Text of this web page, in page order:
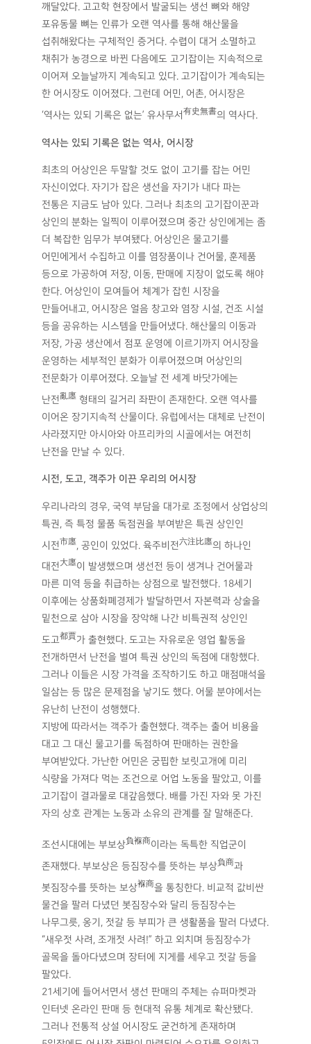
깨달았다. 고고학 현장에서 발굴되는 생선 뼈와 해양
포유동물 뼈는 인류가 오랜 역사를 통해 해산물을
섭취해왔다는 구체적인 증거다. 수렵이 대거 소멸하고
채취가 농경으로 바뀐 다음에도 고기잡이는 지속적으로
이어져 오늘날까지 계속되고 있다. 고기잡이가 계속되는
한 어시장도 이어졌다. 그런데 어민, 어촌, 어시장은
‘역사는 있되 기록은 없는’ 유사무서 有史無書의 역사다.
역사는 있되 기록은 없는 역사, 어시장
최초의 어상인은 두말할 것도 없이 고기를 잡는 어민
자신이었다. 자기가 잡은 생선을 자기가 내다 파는
전통은 지금도 남아 있다. 그러나 최초의 고기잡이꾼과
상인의 분화는 일찍이 이루어졌으며 중간 상인에게는 좀
더 복잡한 임무가 부여됐다. 어상인은 물고기를
어민에게서 수집하고 이를 염장품이나 건어물, 훈제품
등으로 가공하여 저장, 이동, 판매에 지장이 없도록 해야
한다. 어상인이 모여들어 체계가 잡힌 시장을
만들어내고, 어시장은 얼음 창고와 염장 시설, 건조 시설
등을 공유하는 시스템을 만들어냈다. 해산물의 이동과
저장, 가공 생산에서 점포 운영에 이르기까지 어시장을
운영하는 세부적인 분화가 이루어졌으며 어상인의
전문화가 이루어졌다. 오늘날 전 세계 바닷가에는
난전亂廛 형태의 길거리 좌판이 존재한다. 오랜 역사를
이어온 장기지속적 산물이다. 유럽에서는 대체로 난전이
사라졌지만 아시아와 아프리카의 시골에서는 여전히
난전을 만날 수 있다.
시전, 도고, 객주가 이끈 우리의 어시장
우리나라의 경우, 국역 부담을 대가로 조정에서 상업상의
특권, 즉 특정 물품 독점권을 부여받은 특권 상인인
시전市廛, 공인이 있었다. 육주비전六注比廛의 하나인
대전 大廛이 발생했으며 생선전 등이 생겨나 건어물과
마른 미역 등을 취급하는 상점으로 발전했다. 18세기
이후에는 상품화폐경제가 발달하면서 자본력과 상술을
밑천으로 삼아 시장을 장악해 나간 비특권적 상인인
도고都賈가 출현했다. 도고는 자유로운 영업 활동을
전개하면서 난전을 벌여 특권 상인의 독점에 대항했다.
그러나 이들은 시장 가격을 조작하기도 하고 매점매석을
일삼는 등 많은 문제점을 낳기도 했다. 어물 분야에서는
유난히 난전이 성행했다.
지방에 따라서는 객주가 출현했다. 객주는 출어 비용을
대고 그 대신 물고기를 독점하여 판매하는 권한을
부여받았다. 가난한 어민은 궁핍한 보릿고개에 미리
식량을 가져다 먹는 조건으로 어업 노동을 팔았고, 이를
고기잡이 결과물로 대갚음했다. 배를 가진 자와 못 가진
자의 상호 관계는 노동과 소유의 관계를 잘 말해준다.
조선시대에는 부보상負褓商이라는 독특한 직업군이
존재했다. 부보상은 등짐장수를 뜻하는 부상負商과
봇짐장수를 뜻하는 보상褓商을 통칭한다. 비교적 값비싼
물건을 팔러 다녔던 봇짐장수와 달리 등짐장수는
나무그릇, 옹기, 젓갈 등 부피가 큰 생활품을 팔러 다녔다.
“새우젓 사려, 조개젓 사려!” 하고 외치며 등짐장수가
골목을 돌아다녔으며 장터에 지게를 세우고 젓갈 등을
팔았다.
21세기에 들어서면서 생선 판매의 주체는 슈퍼마켓과
인터넷 온라인 판매 등 현대적 유통 체계로 확산됐다.
그러나 전통적 상설 어시장도 굳건하게 존재하며